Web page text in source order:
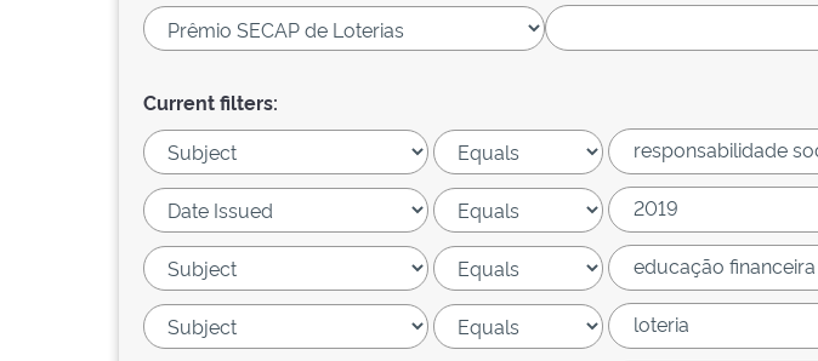
Current filters: